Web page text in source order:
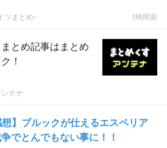
ツまとめ- 1時間前
とめ記事はまとめ
！
テナ
想】ブルックが仕えるエスペリア
でとんでもない事に！！